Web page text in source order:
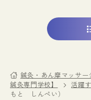
鍼灸・あん摩マッサ
鍼灸専門学校】
活躍
もと しんぺい）